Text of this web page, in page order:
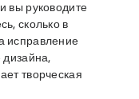
вы руководите
сколько в
исправление
дизайна,
творческая